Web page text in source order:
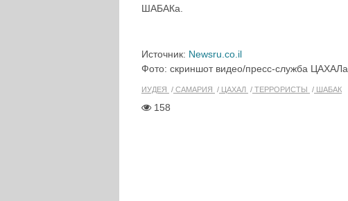
ШАБАКа.
Источник: Newsru.co.il
Фото: скриншот видео/пресс-служба ЦАХАЛа
ИУДЕЯ САМАРИЯ ЦАХАЛ ТЕРРОРИСТЫ ШАБАК
158